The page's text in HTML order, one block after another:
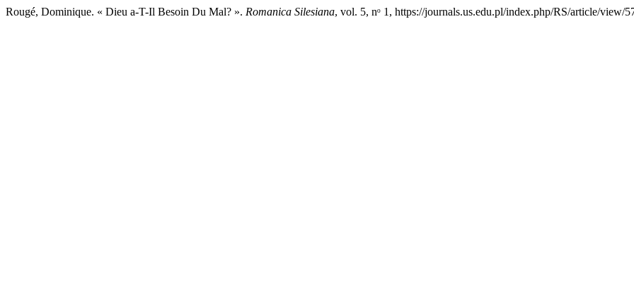
Rougé, Dominique. « Dieu a-T-Il Besoin Du Mal? ». Romanica Silesiana, vol. 5, nᵒ 1, https://journals.us.edu.pl/index.php/RS/article/view/